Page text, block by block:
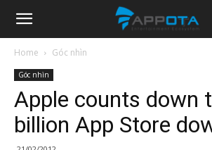
Appota
News
Home Góc nhìn
Góc nhìn
Apple counts down
billion App Store